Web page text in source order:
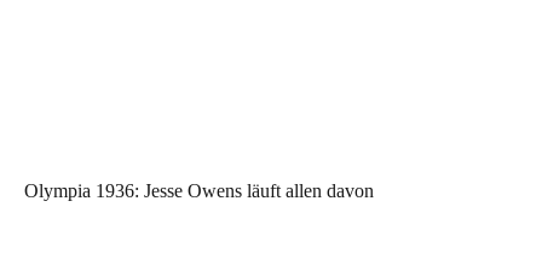
Olympia 1936: Jesse Owens läuft allen davon